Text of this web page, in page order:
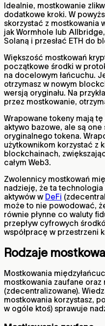
Idealnie, mostkowanie
dodatkowe kroki. W
skorzystać z mostkowania
jak Wormhole lub
Solaną i przesłać ETH do
Większość mostkowań
początkowe środki w
na docelowym łańcuchu.
otrzymasz w nowym
wersją oryginału. Na
przez mostkowanie,
Wrapowane tokeny mają
aktywo bazowe, ale są
oryginalnego tokena.
użytkownikom korzystać z
blockchainach,
całym Web3.
Zwolennicy mostkowań
nadzieję, że ta
aktywów w DeFi
może to nie powodować,
równie płynne co waluty
przepływ cyfrowych
współpracę w przestrzeni
Rodzaje
Mostkowania
mostkowania zaufane
(zdecentralizowane).
mostkowania korzystasz,
w ogóle ktoś) sprawuje